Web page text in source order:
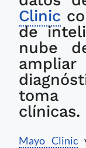
atención
Clinic
de
nube
toma
clínicas.
Mayo Clinic